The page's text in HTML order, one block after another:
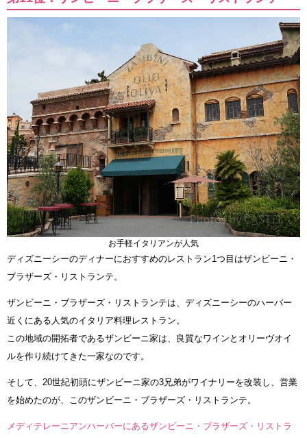
お手軽イタリアンが人気
ディズニーシーのディナーにおすすめのレストラン1つ目はザンビーニ・
ブラザーズ・リストランテ。
ザンビーニ・ブラザーズ・リストランテは、ディズニーシーのハーバー
近くにある人気のイタリア料理レストラン。
この地域の開拓者であるザンビーニ家は、良質なワインとオリーヴオイ
ルを作り続けてきた一家なのです。
そして、20世紀初頭にザンビーニ家の3兄弟がワイナリーを改装し、営業
を始めたのが、このザンビーニ・ブラザーズ・リストランテ。
メディテレーニアンハーバーにあるザンビーニ・ブラザーズ・リストラ